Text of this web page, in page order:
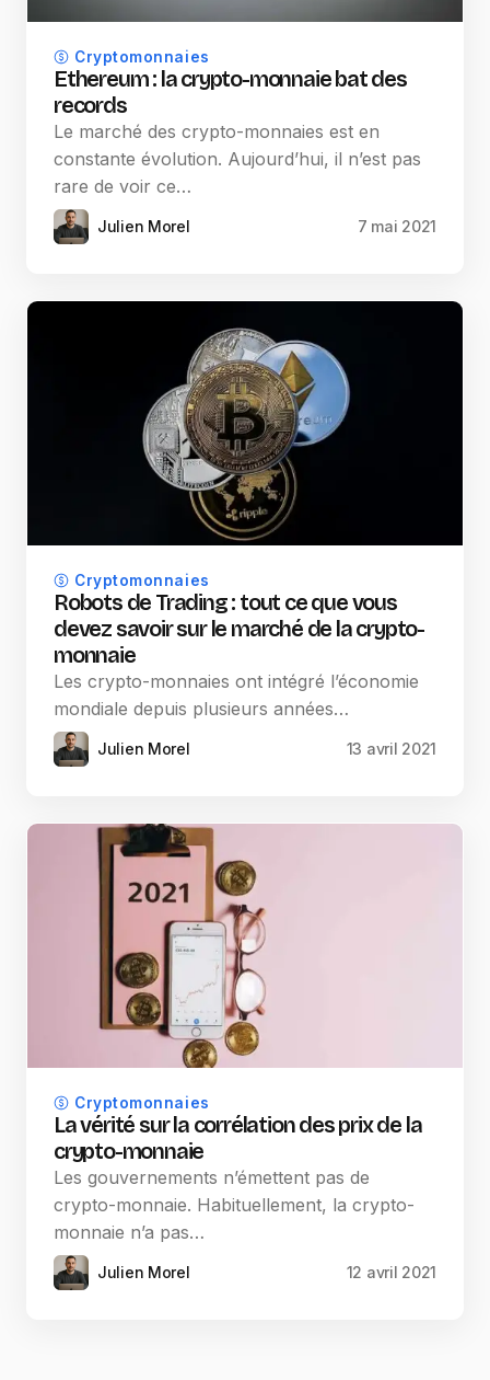
Cryptomonnaies
Ethereum : la crypto-monnaie bat des
records
Le marché des crypto-monnaies est en
constante évolution. Aujourd’hui, il n’est pas
rare de voir ce…
Julien Morel 7 mai 2021
Cryptomonnaies
Robots de Trading : tout ce que vous
devez savoir sur le marché de la crypto-
monnaie
Les crypto-monnaies ont intégré l’économie
mondiale depuis plusieurs années…
Julien Morel 13 avril 2021
Cryptomonnaies
La vérité sur la corrélation des prix de la
crypto-monnaie
Les gouvernements n’émettent pas de
crypto-monnaie. Habituellement, la crypto-
monnaie n’a pas…
Julien Morel 12 avril 2021